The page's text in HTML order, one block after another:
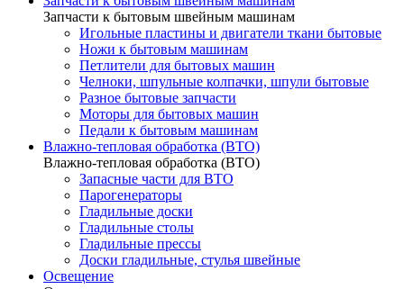
Запчасти к бытовым швейным машинам
Игольные пластины и двигатели ткани бытовые
Ножи к бытовым машинам
Петлители для бытовых машин
Челноки, шпульные колпачки, шпули бытовые
Разное бытовые запчасти
Моторы для бытовых машин
Педали к бытовым машинам
Влажно-тепловая обработка (ВТО)
Влажно-тепловая обработка (ВТО)
Запасные части для ВТО
Парогенераторы
Гладильные доски
Гладильные столы
Гладильные прессы
Доски гладильные, стулья швейные
Освещение